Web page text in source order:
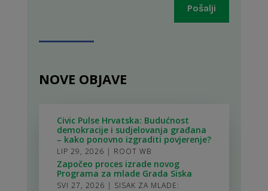
Pošalji
NOVE OBJAVE
Civic Pulse Hrvatska: Budućnost
demokracije i sudjelovanja građana
– kako ponovno izgraditi povjerenje?
LIP 29, 2026 | ROOT WB
Započeo proces izrade novog
Programa za mlade Grada Siska
SVI 27, 2026 | SISAK ZA MLADE: